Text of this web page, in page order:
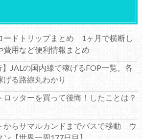
ードトリップまとめ 1ヶ月で横断し
費用など便利情報まとめ
】JALの国内線で稼げるFOP一覧。各
げる路線丸わかり
ロッターを買って後悔！したことは？
からサマルカンドまでバスで移動 ウ